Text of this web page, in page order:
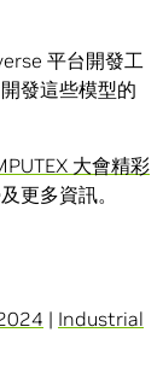
平台開發工
發這些模型的
大會精彩
更多資訊。
| Industrial